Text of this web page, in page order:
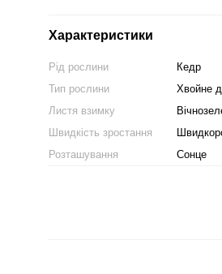
Характеристики
Рід рослини
Кедр
Тип рослини
Хвойне
Листя взимку
Швидкість зростання
Розташування
Сонце